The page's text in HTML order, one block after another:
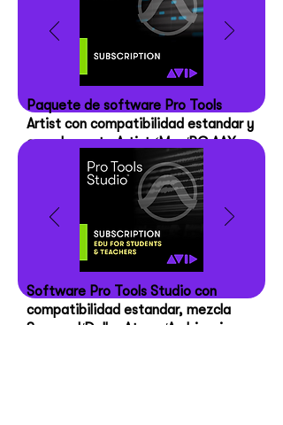
Paquete de software Pro Tools
Artist con compatibilidad estándar y
complemento Artist (Mac/PC AAX
Software Pro Tools Studio con
compatibilidad estándar, mezcla
Surround/Dolby Atmos/Ambisonics y